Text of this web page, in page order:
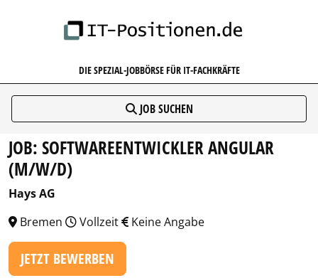
DIE SPEZIAL-JOBBÖRSE FÜR IT-FACHKRÄFTE
JOB SUCHEN
JOB: SOFTWAREENTWICKLER ANGULAR
(M/W/D)
Hays AG
Bremen
Vollzeit Keine Angabe
JETZT BEWERBEN